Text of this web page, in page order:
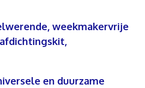
weekmakervrije
en duurzame